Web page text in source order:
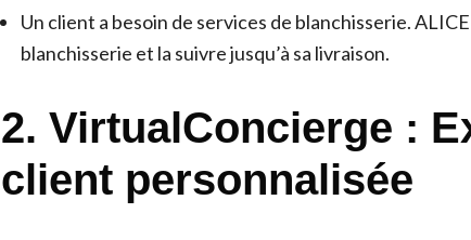
Un client a besoin de services de blanchisserie.
blanchisserie et la suivre jusqu’à sa livraison.
2. VirtualConcierge :
client personnalisée